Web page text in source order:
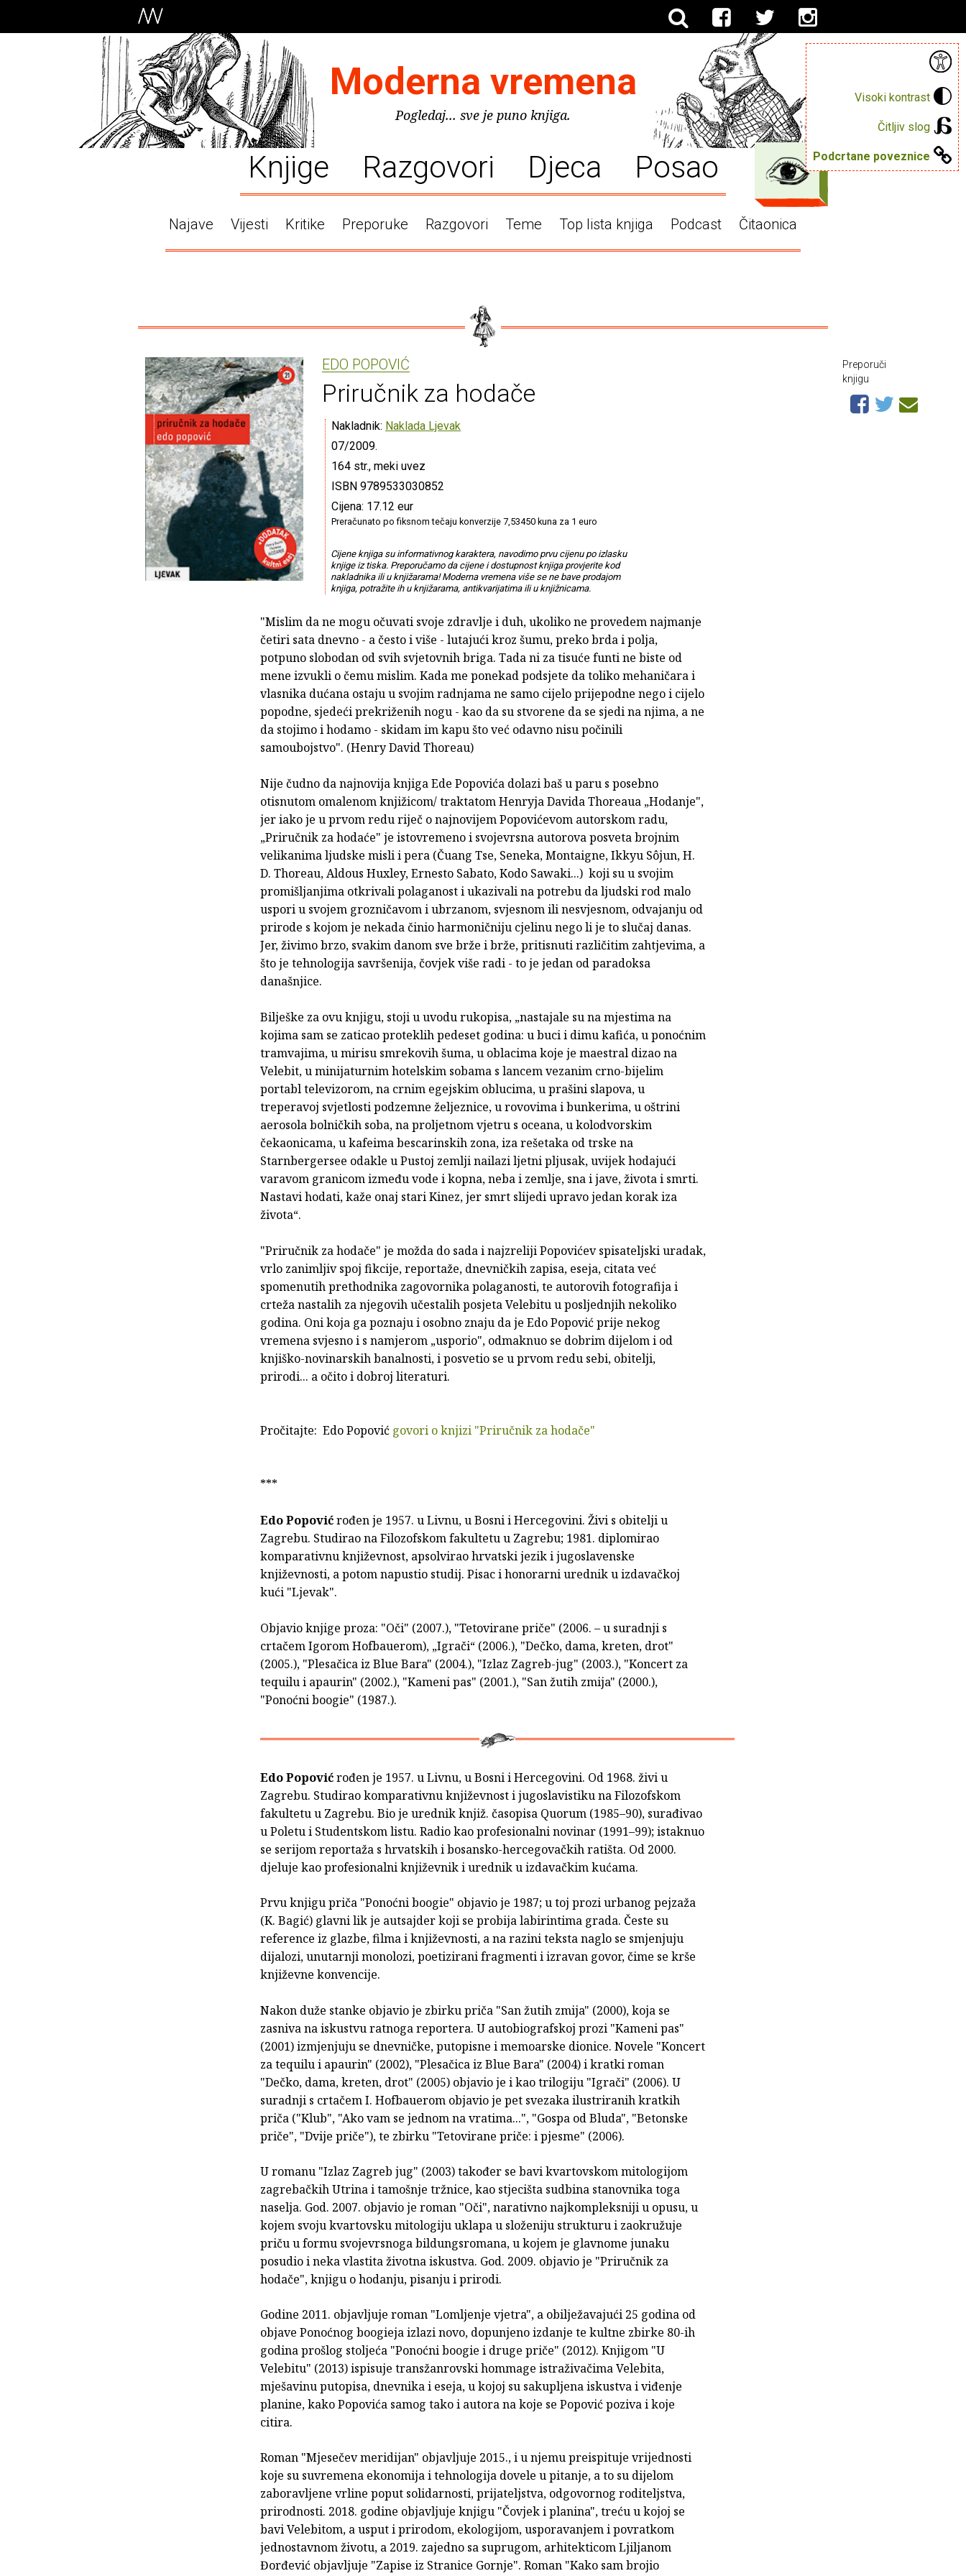
Visoki kontrast
Čitljiv slog
Podcrtane poveznice
Moderna vremena
Pogledaj... sve je puno knjiga.
Knjige Razgovori Djeca Posao
Najave Vijesti Kritike Preporuke Razgovori Teme Top lista knjiga Podcast Čitaonica
EDO POPOVIĆ
Priručnik za hodače
Nakladnik: Naklada Ljevak
07/2009.
164 str., meki uvez
ISBN 9789533030852
Cijena: 17.12 eur
Preračunato po fiksnom tečaju konverzije 7,53450 kuna za 1 euro
Cijene knjiga su informativnog karaktera, navodimo prvu cijenu po izlasku
knjige iz tiska. Preporučamo da cijene i dostupnost knjiga provjerite kod
nakladnika ili u knjižarama! Moderna vremena više se ne bave prodajom
knjiga, potražite ih u knjižarama, antikvarijatima ili u knjižnicama.
"Mislim da ne mogu očuvati svoje zdravlje i duh, ukoliko ne provedem najmanje
četiri sata dnevno - a često i više - lutajući kroz šumu, preko brda i polja,
potpuno slobodan od svih svjetovnih briga. Tada ni za tisuće funti ne biste od
mene izvukli o čemu mislim. Kada me ponekad podsjete da toliko mehaničara i
vlasnika dućana ostaju u svojim radnjama ne samo cijelo prijepodne nego i cijelo
popodne, sjedeći prekriženih nogu - kao da su stvorene da se sjedi na njima, a ne
da stojimo i hodamo - skidam im kapu što već odavno nisu počinili
samoubojstvo". (Henry David Thoreau)
Nije čudno da najnovija knjiga Ede Popovića dolazi baš u paru s posebno
otisnutom omalenom knjižicom/ traktatom Henryja Davida Thoreaua „Hodanje",
jer iako je u prvom redu riječ o najnovijem Popovićevom autorskom radu,
„Priručnik za hodaće" je istovremeno i svojevrsna autorova posveta brojnim
velikanima ljudske misli i pera (Čuang Tse, Seneka, Montaigne, Ikkyu Sôjun, H.
D. Thoreau, Aldous Huxley, Ernesto Sabato, Kodo Sawaki...) koji su u svojim
promišljanjima otkrivali polaganost i ukazivali na potrebu da ljudski rod malo
uspori u svojem grozničavom i ubrzanom, svjesnom ili nesvjesnom, odvajanju od
prirode s kojom je nekada činio harmoničniju cjelinu nego li je to slučaj danas.
Jer, živimo brzo, svakim danom sve brže i brže, pritisnuti različitim zahtjevima, a
što je tehnologija savršenija, čovjek više radi - to je jedan od paradoksa
današnjice.
Bilješke za ovu knjigu, stoji u uvodu rukopisa, „nastajale su na mjestima na
kojima sam se zaticao proteklih pedeset godina: u buci i dimu kafića, u ponoćnim
tramvajima, u mirisu smrekovih šuma, u oblacima koje je maestral dizao na
Velebit, u minijaturnim hotelskim sobama s lancem vezanim crno-bijelim
portabl televizorom, na crnim egejskim oblucima, u prašini slapova, u
treperavoj svjetlosti podzemne željeznice, u rovovima i bunkerima, u oštrini
aerosola bolničkih soba, na proljetnom vjetru s oceana, u kolodvorskim
čekaonicama, u kafeima bescarinskih zona, iza rešetaka od trske na
Starnbergersee odakle u Pustoj zemlji nailazi ljetni pljusak, uvijek hodajući
varavom granicom između vode i kopna, neba i zemlje, sna i jave, života i smrti.
Nastavi hodati, kaže onaj stari Kinez, jer smrt slijedi upravo jedan korak iza
života“.
"Priručnik za hodače" je možda do sada i najzreliji Popovićev spisateljski uradak,
vrlo zanimljiv spoj fikcije, reportaže, dnevničkih zapisa, eseja, citata već
spomenutih prethodnika zagovornika polaganosti, te autorovih fotografija i
crteža nastalih za njegovih učestalih posjeta Velebitu u posljednjih nekoliko
godina. Oni koja ga poznaju i osobno znaju da je Edo Popović prije nekog
vremena svjesno i s namjerom „usporio", odmaknuo se dobrim dijelom i od
knjiško-novinarskih banalnosti, i posvetio se u prvom redu sebi, obitelji,
prirodi... a očito i dobroj literaturi.
Pročitajte: Edo Popović govori o knjizi "Priručnik za hodače"
***
Edo Popovićrođen je 1957. u Livnu, u Bosni i Hercegovini. Živi s obitelji u
Zagrebu. Studirao na Filozofskom fakultetu u Zagrebu; 1981. diplomirao
komparativnu književnost, apsolvirao hrvatski jezik i jugoslavenske
književnosti, a potom napustio studij. Pisac i honorarni urednik u izdavačkoj
kući "Ljevak".
Objavio knjige proza: "Oči" (2007.), "Tetovirane priče" (2006. – u suradnji s
crtačem Igorom Hofbauerom), „Igrači“ (2006.), "Dečko, dama, kreten, drot"
(2005.), "Plesačica iz Blue Bara" (2004.), "Izlaz Zagreb-jug" (2003.), "Koncert za
tequilu i apaurin" (2002.), "Kameni pas" (2001.), "San žutih zmija" (2000.),
"Ponoćni boogie" (1987.).
Edo Popovićrođen je 1957. u Livnu, u Bosni i Hercegovini. Od 1968. živi u
Zagrebu. Studirao komparativnu književnost i jugoslavistiku na Filozofskom
fakultetu u Zagrebu. Bio je urednik knjiž. časopisa Quorum (1985–90), surađivao
u Poletu i Studentskom listu. Radio kao profesionalni novinar (1991–99); istaknuo
se serijom reportaža s hrvatskih i bosansko-hercegovačkih ratišta. Od 2000.
djeluje kao profesionalni književnik i urednik u izdavačkim kućama.
Prvu knjigu priča "Ponoćni boogie" objavio je 1987; u toj prozi urbanog pejzaža
(K. Bagić) glavni lik je autsajder koji se probija labirintima grada. Česte su
reference iz glazbe, filma i književnosti, a na razini teksta naglo se smjenjuju
dijalozi, unutarnji monolozi, poetizirani fragmenti i izravan govor, čime se krše
književne konvencije.
Nakon duže stanke objavio je zbirku priča "San žutih zmija" (2000), koja se
zasniva na iskustvu ratnoga reportera. U autobiografskoj prozi "Kameni pas"
(2001) izmjenjuju se dnevničke, putopisne i memoarske dionice. Novele "Koncert
za tequilu i apaurin" (2002), "Plesačica iz Blue Bara" (2004) i kratki roman
"Dečko, dama, kreten, drot" (2005) objavio je i kao trilogiju "Igrači" (2006). U
suradnji s crtačem I. Hofbauerom objavio je pet svezaka ilustriranih kratkih
priča ("Klub", "Ako vam se jednom na vratima...", "Gospa od Bluda", "Betonske
priče", "Dvije priče"), te zbirku "Tetovirane priče: i pjesme" (2006).
U romanu "Izlaz Zagreb jug" (2003) također se bavi kvartovskom mitologijom
zagrebačkih Utrina i tamošnje tržnice, kao stjecišta sudbina stanovnika toga
naselja. God. 2007. objavio je roman "Oči", narativno najkompleksniji u opusu, u
kojem svoju kvartovsku mitologiju uklapa u složeniju strukturu i zaokružuje
priču u formu svojevrsnoga bildungsromana, u kojem je glavnome junaku
posudio i neka vlastita životna iskustva. God. 2009. objavio je "Priručnik za
hodače", knjigu o hodanju, pisanju i prirodi.
Godine 2011. objavljuje roman "Lomljenje vjetra", a obilježavajući 25 godina od
objave Ponoćnog boogieja izlazi novo, dopunjeno izdanje te kultne zbirke 80-ih
godina prošlog stoljeća "Ponoćni boogie i druge priče" (2012). Knjigom "U
Velebitu" (2013) ispisuje transžanrovski hommage istraživačima Velebita,
mješavinu putopisa, dnevnika i eseja, u kojoj su sakupljena iskustva i viđenje
planine, kako Popovića samog tako i autora na koje se Popović poziva i koje
citira.
Roman "Mjesečev meridijan" objavljuje 2015., i u njemu preispituje vrijednosti
koje su suvremena ekonomija i tehnologija dovele u pitanje, a to su dijelom
zaboravljene vrline poput solidarnosti, prijateljstva, odgovornog roditeljstva,
prirodnosti. 2018. godine objavljuje knjigu "Čovjek i planina", treću u kojoj se
bavi Velebitom, a usput i prirodom, ekologijom, usporavanjem i povratkom
jednostavnom životu, a 2019. zajedno sa suprugom, arhitekticom Ljiljanom
Đorđević objavljuje "Zapise iz Stranice Gornje". Roman "Kako sam brojio
Preporuči
knjigu